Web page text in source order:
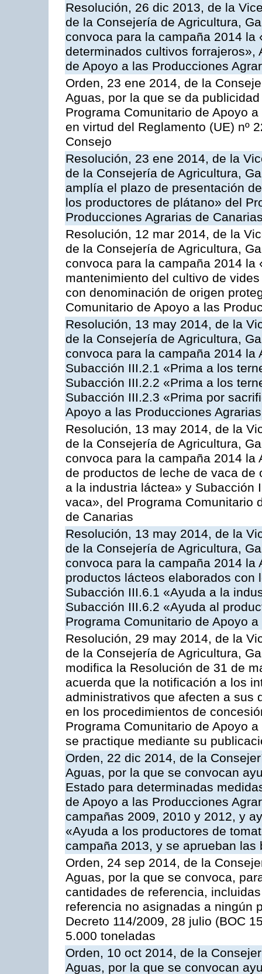
Resolución, 26 dic 2013, de la
de la Consejería de Agricultura,
convoca para la campaña 2014 la
determinados cultivos forrajeros»,
de Apoyo a las Producciones
Orden, 23 ene 2014, de la
Aguas, por la que se da
Programa Comunitario de Apoyo
en virtud del Reglamento (UE) nº
Consejo
Resolución, 23 ene 2014, de la
de la Consejería de Agricultura,
amplía el plazo de presentación
los productores de plátano» del
Producciones Agrarias de
Resolución, 12 mar 2014, de la
de la Consejería de Agricultura,
convoca para la campaña 2014 la
mantenimiento del cultivo de
con denominación de origen
Comunitario de Apoyo a las
Resolución, 13 may 2014, de la
de la Consejería de Agricultura,
convoca para la campaña 2014
Subacción III.2.1 «Prima a los
Subacción III.2.2 «Prima a los
Subacción III.2.3 «Prima por
Apoyo a las Producciones
Resolución, 13 may 2014, de la
de la Consejería de Agricultura,
convoca para la campaña 2014
de productos de leche de vaca
a la industria láctea» y Subacción
vaca», del Programa Comunitario
de Canarias
Resolución, 13 may 2014, de la
de la Consejería de Agricultura,
convoca para la campaña 2014
productos lácteos elaborados
Subacción III.6.1 «Ayuda a la
Subacción III.6.2 «Ayuda al
Programa Comunitario de Apoyo
Resolución, 29 may 2014, de la
de la Consejería de Agricultura,
modifica la Resolución de 31 de
acuerda que la notificación a los
administrativos que afecten a sus
en los procedimientos de
Programa Comunitario de Apoyo
se practique mediante su
Orden, 22 dic 2014, de la
Aguas, por la que se convocan
Estado para determinadas
de Apoyo a las Producciones
campañas 2009, 2010 y 2012, y
«Ayuda a los productores de
campaña 2013, y se aprueban
Orden, 24 sep 2014, de la
Aguas, por la que se convoca,
cantidades de referencia,
referencia no asignadas a ningún
Decreto 114/2009, 28 julio (BOC
5.000 toneladas
Orden, 10 oct 2014, de la
Aguas, por la que se convocan